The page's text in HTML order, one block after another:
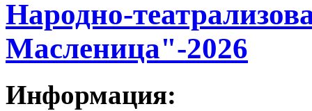
Народно-
Масленица"-2026
Информация: